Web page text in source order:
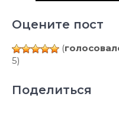
Оцените пост
(
5)
Поделиться